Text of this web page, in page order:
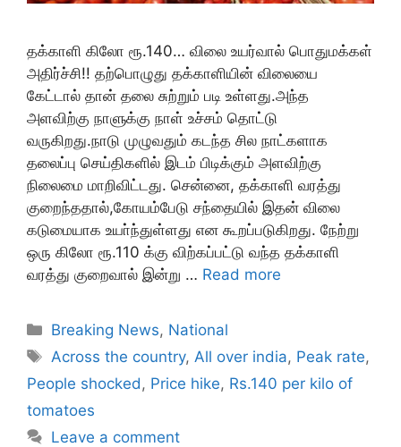
தக்காளி கிலோ ரூ.140… விலை உயர்வால் பொதுமக்கள்
அதிர்ச்சி!! தற்பொழுது தக்காளியின் விலையை
கேட்டால் தான் தலை சுற்றும் படி உள்ளது.அந்த
அளவிற்கு நாளுக்கு நாள் உச்சம் தொட்டு
வருகிறது.நாடு முழுவதும் கடந்த சில நாட்களாக
தலைப்பு செய்திகளில் இடம் பிடிக்கும் அளவிற்கு
நிலைமை மாறிவிட்டது. சென்னை, தக்காளி வரத்து
குறைந்ததால்,கோயம்பேடு சந்தையில் இதன் விலை
கடுமையாக உயா்ந்துள்ளது என கூறப்படுகிறது. நேற்று
ஒரு கிலோ ரூ.110 க்கு விற்கப்பட்டு வந்த தக்காளி
வரத்து குறைவால் இன்று … Read more
Categories
Breaking News, National
Tags
Across the country, All over india, Peak rate,
People shocked , Price hike, Rs.140 per kilo of
tomatoes
Leave a comment